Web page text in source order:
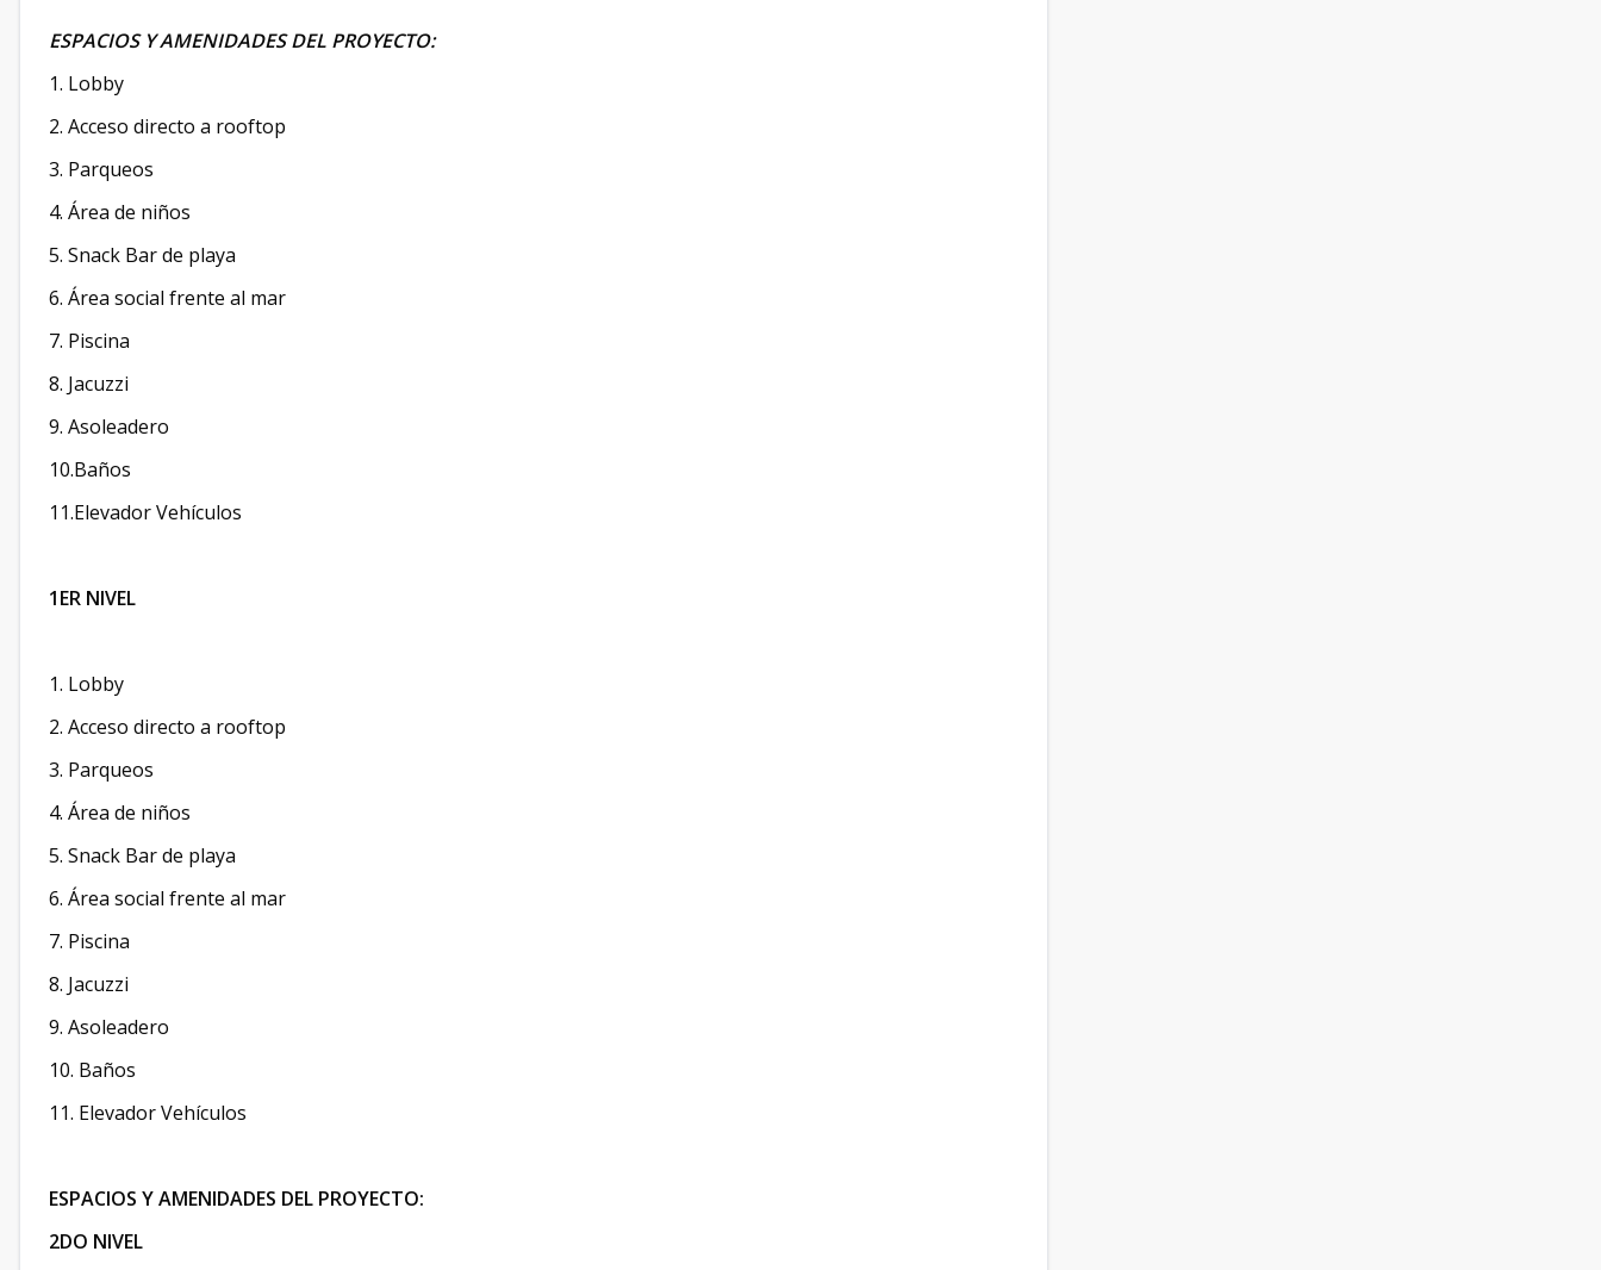
ESPACIOS Y AMENIDADES DEL PROYECTO:
1. Lobby
2. Acceso directo a rooftop
3. Parqueos
4. Área de niños
5. Snack Bar de playa
6. Área social frente al mar
7. Piscina
8. Jacuzzi
9. Asoleadero
10.Baños
11.Elevador Vehículos
1ER NIVEL
1. Lobby
2. Acceso directo a rooftop
3. Parqueos
4. Área de niños
5. Snack Bar de playa
6. Área social frente al mar
7. Piscina
8. Jacuzzi
9. Asoleadero
10. Baños
11. Elevador Vehículos
ESPACIOS Y AMENIDADES DEL PROYECTO:
2DO NIVEL